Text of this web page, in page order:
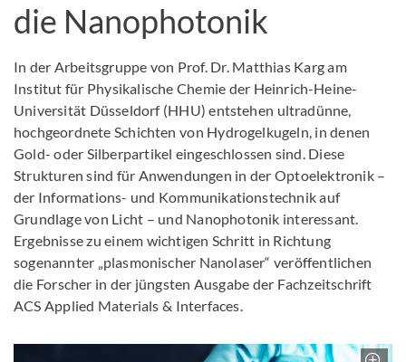
die Nanophotonik
In der Arbeitsgruppe von Prof. Dr. Matthias Karg am
Institut für Physikalische Chemie der Heinrich-Heine-
Universität Düsseldorf (HHU) entstehen ultradünne,
hochgeordnete Schichten von Hydrogelkugeln, in denen
Gold- oder Silberpartikel eingeschlossen sind. Diese
Strukturen sind für Anwendungen in der Optoelektronik –
der Informations- und Kommunikationstechnik auf
Grundlage von Licht – und Nanophotonik interessant.
Ergebnisse zu einem wichtigen Schritt in Richtung
sogenannter „plasmonischer Nanolaser“ veröffentlichen
die Forscher in der jüngsten Ausgabe der Fachzeitschrift
ACS Applied Materials & Interfaces.